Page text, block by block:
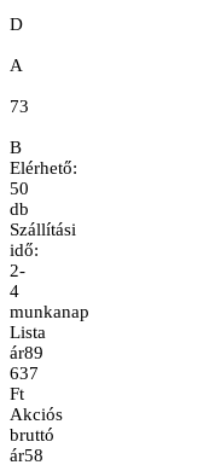
D
A
73
B
Elérhető:
50
db
Szállítási
idő:
2-
4
munkanap
Lista
ár89
637
Ft
Akciós
bruttó
ár58